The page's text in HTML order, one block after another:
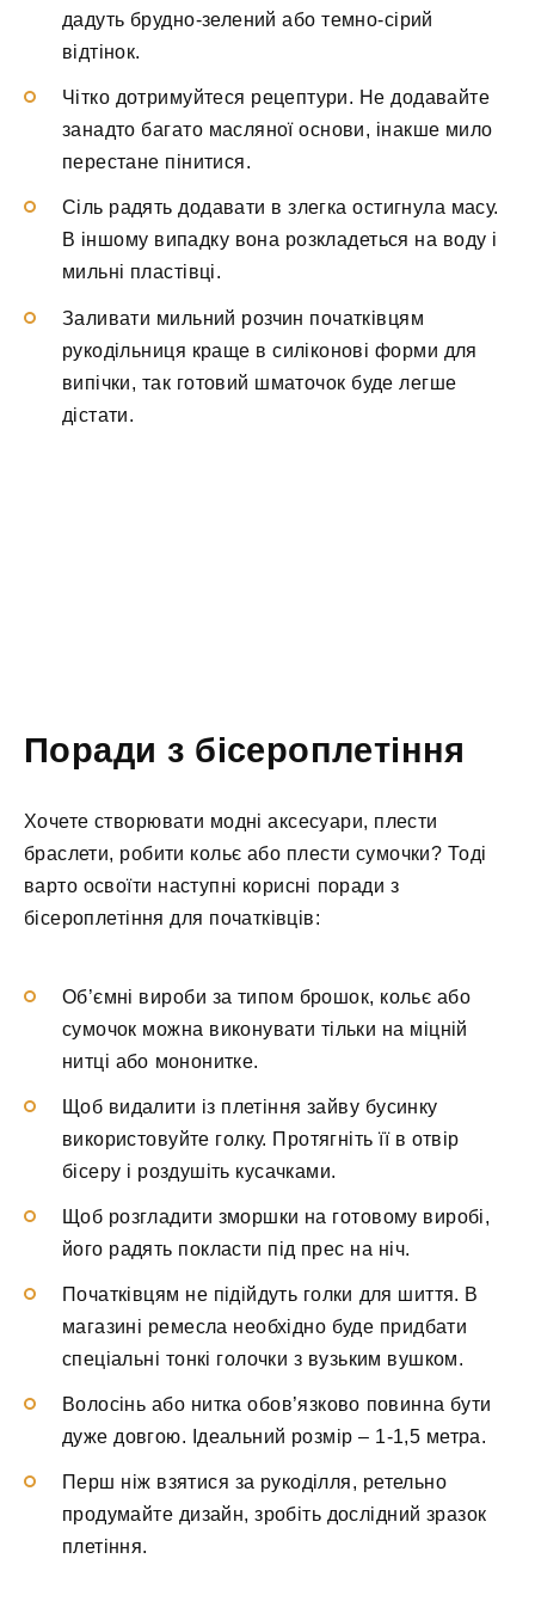
дадуть брудно-зелений або темно-сірий
відтінок.
Чітко дотримуйтеся рецептури. Не додавайте
занадто багато масляної основи, інакше мило
перестане пінитися.
Сіль радять додавати в злегка остигнула масу.
В іншому випадку вона розкладеться на воду і
мильні пластівці.
Заливати мильний розчин початківцям
рукодільниця краще в силіконові форми для
випічки, так готовий шматочок буде легше
дістати.
Поради з бісероплетіння
Хочете створювати модні аксесуари, плести
браслети, робити кольє або плести сумочки? Тоді
варто освоїти наступні корисні поради з
бісероплетіння для початківців:
Об’ємні вироби за типом брошок, кольє або
сумочок можна виконувати тільки на міцній
нитці або мононитке.
Щоб видалити із плетіння зайву бусинку
використовуйте голку. Протягніть її в отвір
бісеру і роздушіть кусачками.
Щоб розгладити зморшки на готовому виробі,
його радять покласти під прес на ніч.
Початківцям не підійдуть голки для шиття. В
магазині ремесла необхідно буде придбати
спеціальні тонкі голочки з вузьким вушком.
Волосінь або нитка обов’язково повинна бути
дуже довгою. Ідеальний розмір – 1-1,5 метра.
Перш ніж взятися за рукоділля, ретельно
продумайте дизайн, зробіть дослідний зразок
плетіння.